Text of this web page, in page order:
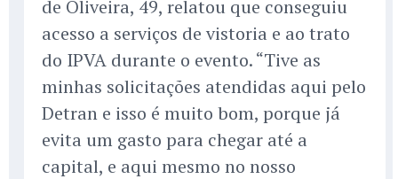
de Oliveira, 49, relatou que conseguiu
acesso a serviços de vistoria e ao trato
do IPVA durante o evento. “Tive as
minhas solicitações atendidas aqui pelo
Detran e isso é muito bom, porque já
evita um gasto para chegar até a
capital, e aqui mesmo no nosso